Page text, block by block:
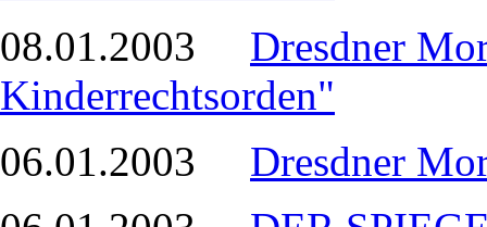
08.01.2003 Dresdner
Kinderrechtsorden"
06.01.2003 Dresdner